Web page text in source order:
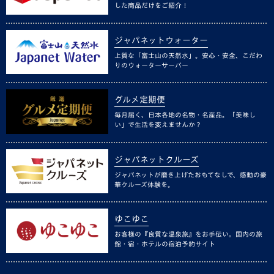
した商品だけをご紹介！
ジャパネットウォーター
上質な「富士山の天然水」。安心・安全、こだわ
りのウォーターサーバー
グルメ定期便
毎月届く、日本各地の名物・名産品。「美味し
い」で生活を変えませんか？
ジャパネットクルーズ
ジャパネットが磨き上げたおもてなしで、感動の豪
華クルーズ体験を。
ゆこゆこ
お客様の『良質な温泉旅』をお手伝い。国内の旅
館・宿・ホテルの宿泊予約サイト